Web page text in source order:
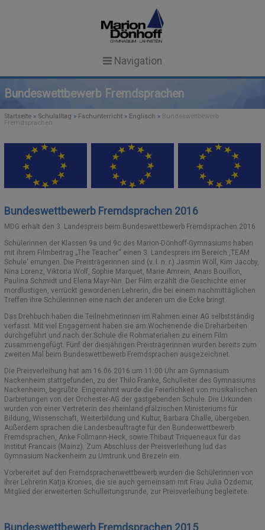
Navigation
Startseite
News
TERMINE
AKTUELLES
SCHULPROFIL
SCHULEINBLICKE
GTS IN ANGEBOTSFORM
MENSA
CULINARIUM
ORIENTIERUNGSSTUFE
MITTELSTUFE
OBERSTUFE MSS
MARION GRÄFIN DÖNHOFF
EUROPASCHULE RLP
BOTSCHAFTERSCHULE FÜR DAS EUROPÄISCHE PARLAMENT
BERUFSORIENTIERUNG (BO)
AUSBILDUNGSSCHULE
Schulgemeinschaft
SCHULLEITUNG & KOLLEGIUM
MITARBEITERINNEN
SEKRETARIAT
SCHÜLERVERTRETUNG (SV)
SCHULELTERNBEIRAT (SEB)
GREMIEN UND AUSSCHÜSSE
VEREIN DER FREUNDE
FREIWILLIGES SOZIALES JAHR (FSJ)
Schulalltag
FACHUNTERRICHT
REGELN UND ZEITEN
AG-ANGEBOT
EVENTS
AUSTAUSCHPROGRAMME/PARTNERSCHULEN
KOOPERATIONSPARTNER
MOODLE
Service
FORMULARE
ESSENSBESTELLUNG
SCHULBÜCHER
FUNDSACHEN
ANMELDUNGEN – INFORMATIONEN
SCHLIESSFÄCHER
SCHULKOLLEKTION
KONTAKT
MOODLE UND BIGBLUEBUTTON – HINWEISE
Search
Search Button
Bundeswettbewerb Fremdsprachen
Startseite » Schulalltag » Fachunterricht » Englisch » Bundeswettbewerb
Fremdsprachen
Bundeswettbewerb Fremdsprachen 2016
MDG erhält den 3. Landespreis beim Bundeswettbewerb Fremdsprachen 2016
Schülerinnen der Klassen 9a und 9c des Marion-Dönhoff-Gymnasiums haben
mit ihrem Filmbeitrag „The Teacher“ einen 3. Landespreis im Bereich ‚TEAM
Schule‘ errungen. Die Preisträgerinnen sind (v. l. n. r.) Jasmin Wöll, Kim Jacoby,
Nina Lorenz, Viktoria Wolf, Sophie Marquet, Marie Amrein, Anais Bouillon,
Paulina Schmidt und Elena Mayr-Nin. Der Film erzählt die Geschichte einer
mordlustigen, verrückt gewordenen Lehrerin, die bei einem nachmittäglichen
Treffen ihre Schülerinnen eine nach der anderen um die Ecke bringt.
Das Drehbuch haben die Teilnehmerinnen im Rahmen einer AG selbstständig
verfasst. Mit viel Engagement haben sie am Wochenende die Dreharbeiten
durchgeführt und nach der Schule die Rohmaterialien zu einem Film
zusammengefügt. Fünf der diesjährigen Preisträgerinnen wurden bereits zum
zweiten Mal beim Bundeswettbewerb Fremdsprachen ausgezeichnet.
Die Preisverleihung hat am 16.06.2016 um 11:00 Uhr am Gymnasium
Nackenheim stattgefunden, zu der Thilo Franke, Schulleiter des Gymnasiums
Nackenheim, begrüßte. Eingerahmt wurde die Feierlichkeit von musikalischen
Darbietungen von der Orchester-AG der gastgebenden Schule. Die Urkunden
wurden von einer Vertreterin des rheinland-pfälzischen Ministeriums für
Bildung, Wissenschaft, Weiterbildung und Kultur, Barbara Challe, übergeben.
Außerdem sprachen die Landesbeauftragte für den Bundeswettbewerb
Fremdsprachen, Anke Follmann-Heck, sowie Thibaut Triqueneaux für das
Institut Francais (Mainz). Zum Abschluss der Preisverleihung lud das
Gymnasium Nackenheim zu Umtrunk und Brezeln ein.
Vorbereitet auf den Fremdsprachenwettbewerb wurden die Schülerinnen von
ihrer Lehrerin Katja Kronies, die sie auch gemeinsam mit Frau Julia Özdemir,
Mitglied der erweiterten Schulleitungsrunde, zur Preisverleihung begleitete.
Bundeswettbewerb Fremdsprachen 2015